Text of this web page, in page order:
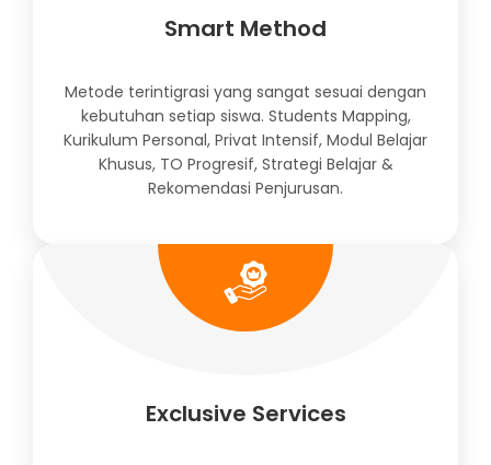
Smart Method
Metode terintigrasi yang sangat sesuai dengan
kebutuhan setiap siswa. Students Mapping,
Kurikulum Personal, Privat Intensif, Modul Belajar
Khusus, TO Progresif, Strategi Belajar &
Rekomendasi Penjurusan.
Exclusive Services